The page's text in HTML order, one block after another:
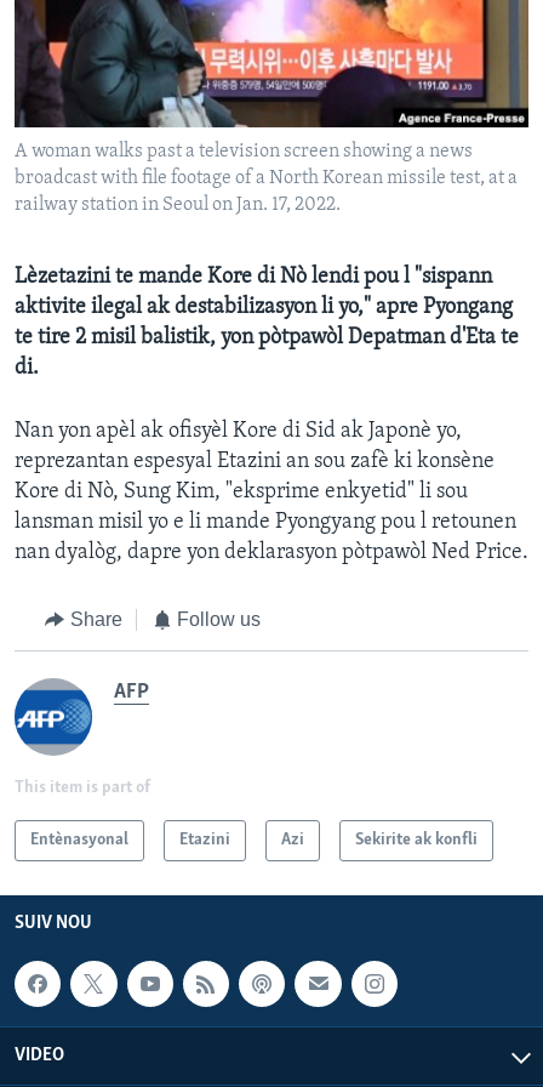
Languages
A woman walks past a television screen showing a news
broadcast with file footage of a North Korean missile test, at a
railway station in Seoul on Jan. 17, 2022.
Lèzetazini te mande Kore di Nò lendi pou l "sispann
aktivite ilegal ak destabilizasyon li yo," apre Pyongang
te tire 2 misil balistik, yon pòtpawòl Depatman d'Eta te
di.
Nan yon apèl ak ofisyèl Kore di Sid ak Japonè yo,
reprezantan espesyal Etazini an sou zafè ki konsène
Kore di Nò, Sung Kim, "eksprime enkyetid" li sou
lansman misil yo e li mande Pyongyang pou l retounen
nan dyalòg, dapre yon deklarasyon pòtpawòl Ned Price.
Share Follow us
AFP
This item is part of
Entènasyonal Etazini Azi Sekirite ak konfli
SUIV NOU
VIDEO